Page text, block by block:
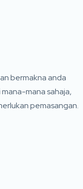
bermakna anda
mana sahaja,
pemasangan.